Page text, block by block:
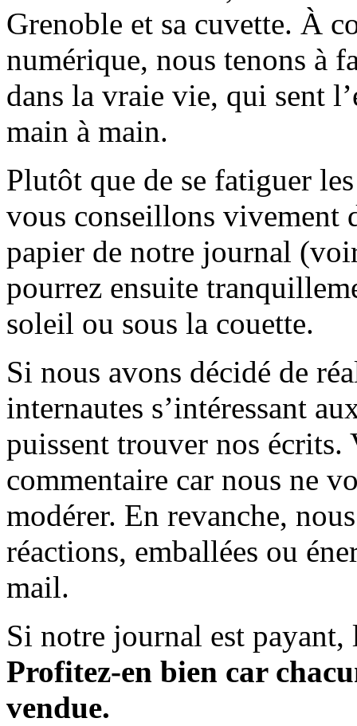
Grenoble et sa cuvette. À
numérique, nous tenons à
dans la vraie vie, qui sent
main à main.
Plutôt que de se fatiguer
vous conseillons vivement
papier de notre journal
pourrez ensuite
soleil ou sous la couette.
Si nous avons décidé de
internautes s’intéressant
puissent trouver nos écrits.
commentaire car nous ne
modérer. En revanche,
réactions, emballées ou
mail.
Si notre journal est payant,
Profitez-en bien car
vendue.